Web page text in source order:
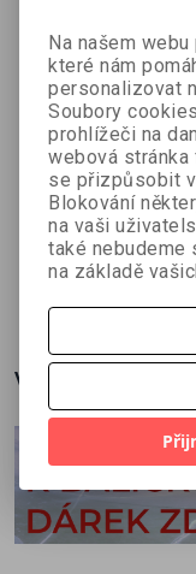
O dracích a
kněžkách
Tereza
Kadečková
Více o knize
Na našem
které nám
personalizovat
Soubory
prohlížeči na
webová stránka
se přizpůsobit
Blokování
na vaši
také nebudeme
na základě